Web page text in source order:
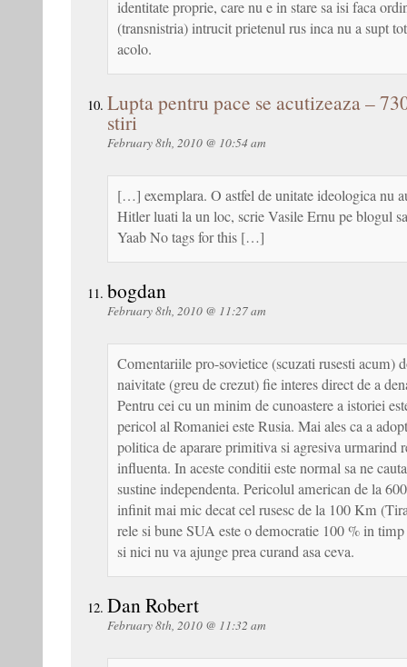
identitate proprie, care nu e in stare sa isi faca
(transnistria) intrucit prietenul rus inca nu a supt
acolo.
Lupta pentru pace se acutizeaza –
stiri
February 8th, 2010 @ 10:54 am
[…] exemplara. O astfel de unitate ideologica nu
Hitler luati la un loc, scrie Vasile Ernu pe blogul
Yaab No tags for this […]
bogdan
February 8th, 2010 @ 11:27 am
Comentariile pro-sovietice (scuzati rusesti acum)
naivitate (greu de crezut) fie interes direct de a
Pentru cei cu un minim de cunoastere a istoriei
pericol al Romaniei este Rusia. Mai ales ca a
politica de aparare primitiva si agresiva urmarind
influenta. In aceste conditii este normal sa ne
sustine independenta. Pericolul american de la
infinit mai mic decat cel rusesc de la 100 Km
rele si bune SUA este o democratie 100 % in
si nici nu va ajunge prea curand asa ceva.
Dan Robert
February 8th, 2010 @ 11:32 am